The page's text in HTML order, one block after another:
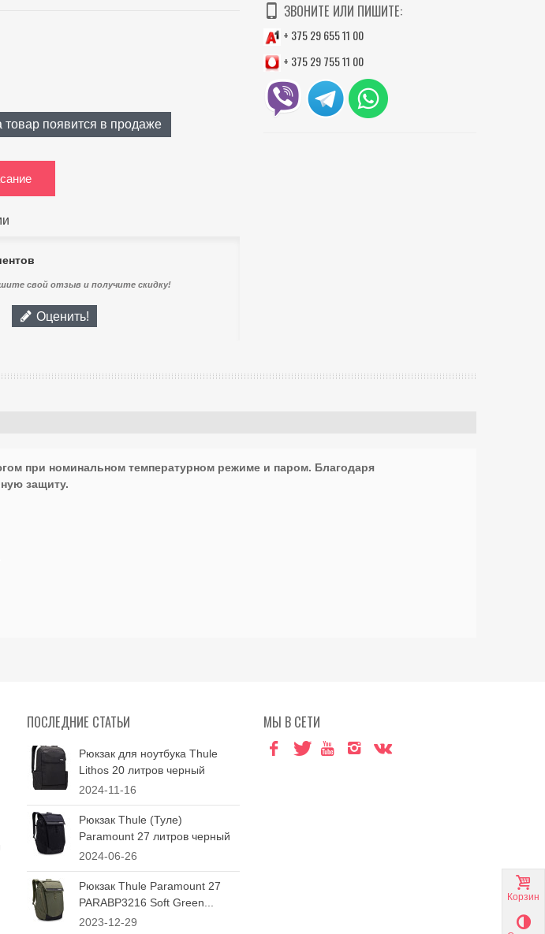
появится в продаже
свой отзыв и получите скидку!
Оценить!
ЗВОНИТЕ ИЛИ ПИШИТЕ:
+ 375 29 655 11 00
+ 375 29 755 11 00
при номинальном температурном режиме и паром. Благодаря
защиту.
ПОСЛЕДНИЕ СТАТЬИ
Рюкзак для ноутбука Thule
Lithos 20 литров черный
2024-11-16
Рюкзак Thule (Туле)
Paramount 27 литров черный
2024-06-26
Рюкзак Thule Paramount 27
PARABP3216 Soft Green...
2023-12-29
МЫ В СЕТИ
Корзина